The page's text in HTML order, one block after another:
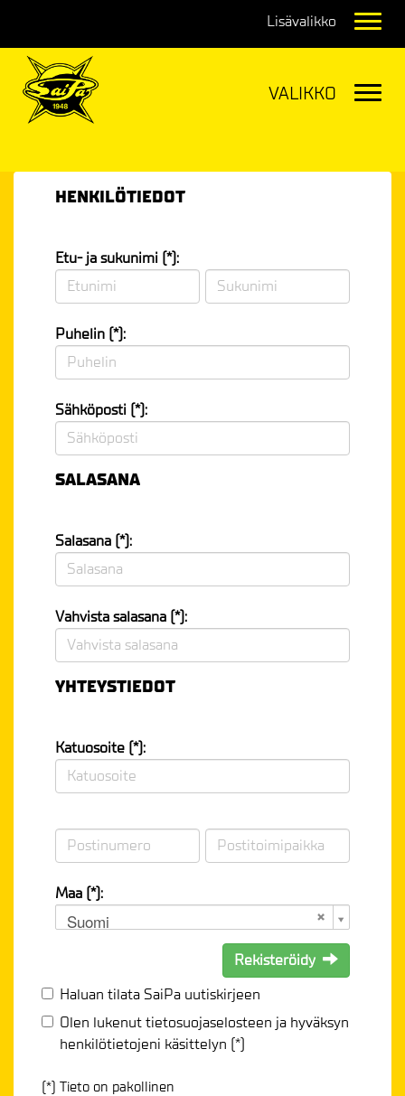
HENKILÖTIEDOT
Etu- ja sukunimi (*):
Puhelin (*):
Sähköposti (*):
SALASANA
Salasana (*):
Vahvista salasana (*):
YHTEYSTIEDOT
Katuosoite (*):
Maa (*):
Suomi
Rekisteröidy
Haluan tilata SaiPa uutiskirjeen
Olen lukenuttietosuojaselosteen ja hyväksyn
henkilötietojeni käsittelyn (*)
(*) Tieto on pakollinen